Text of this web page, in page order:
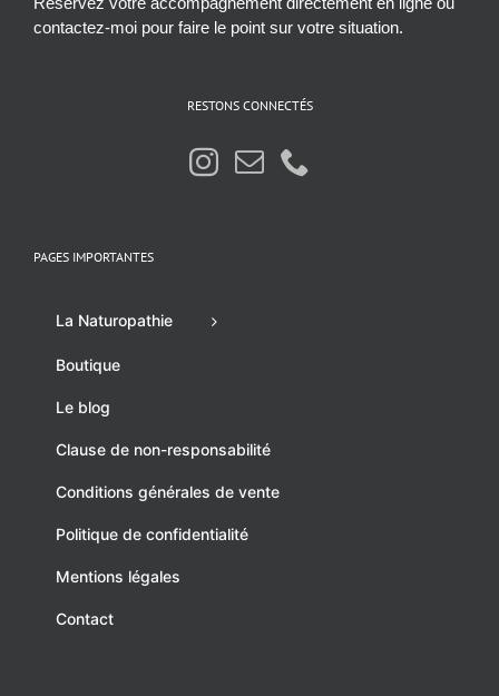
contactez-moi pour faire le point sur votre situation.
RESTONS CONNECTÉS
PAGES IMPORTANTES
La Naturopathie
Boutique
Le blog
Clause de non-responsabilité
Conditions générales de vente
Politique de confidentialité
Mentions légales
Contact